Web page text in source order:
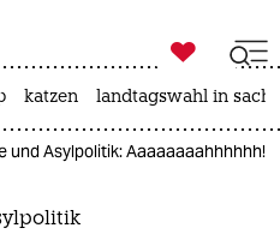
ich

taz zahl ich
katzen landtagswahl in
und Asylpolitik: Aaaaaaaahhhhhh!